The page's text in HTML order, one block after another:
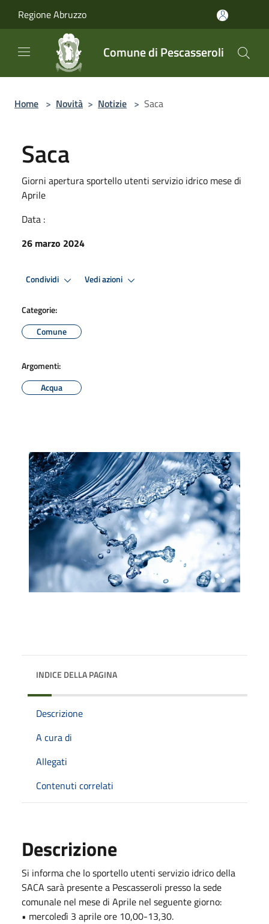
Regione Abruzzo
Comune di Pescasseroli
Home > Novità > Notizie > Saca
Saca
Giorni apertura sportello utenti servizio idrico mese di
Aprile
Data :
26 marzo 2024
Condividi Vedi azioni
Categorie:
Comune
Argomenti:
Acqua
INDICE DELLA PAGINA
Descrizione
A cura di
Allegati
Contenuti correlati
Descrizione
Si informa che lo sportello utenti servizio idrico della
SACA sarà presente a Pescasseroli presso la sede
comunale nel mese di Aprile nel seguente giorno:
• mercoledì 3 aprile ore 10,00-13,30.